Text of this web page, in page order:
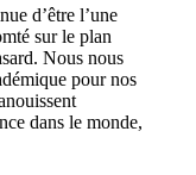
d’être l’une
sur le plan
Nous nous
pour nos
dans le monde,